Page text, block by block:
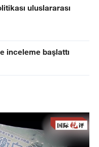
uluslararası
inceleme başlattı